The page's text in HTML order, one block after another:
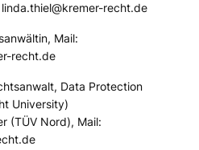
recht.de
Mail:
recht.de
Data Protection
University)
(TÜV Nord), Mail: